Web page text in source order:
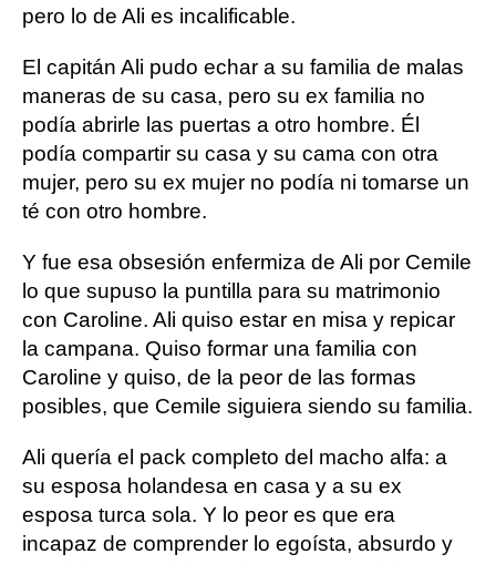
pero lo de Ali es incalificable.
El capitán Ali pudo echar a su familia de malas
maneras de su casa, pero su ex familia no
podía abrirle las puertas a otro hombre. Él
podía compartir su casa y su cama con otra
mujer, pero su ex mujer no podía ni tomarse un
té con otro hombre.
Y fue esa obsesión enfermiza de Ali por Cemile
lo que supuso la puntilla para su matrimonio
con Caroline. Ali quiso estar en misa y repicar
la campana. Quiso formar una familia con
Caroline y quiso, de la peor de las formas
posibles, que Cemile siguiera siendo su familia.
Ali quería el pack completo del macho alfa: a
su esposa holandesa en casa y a su ex
esposa turca sola. Y lo peor es que era
incapaz de comprender lo egoísta, absurdo y